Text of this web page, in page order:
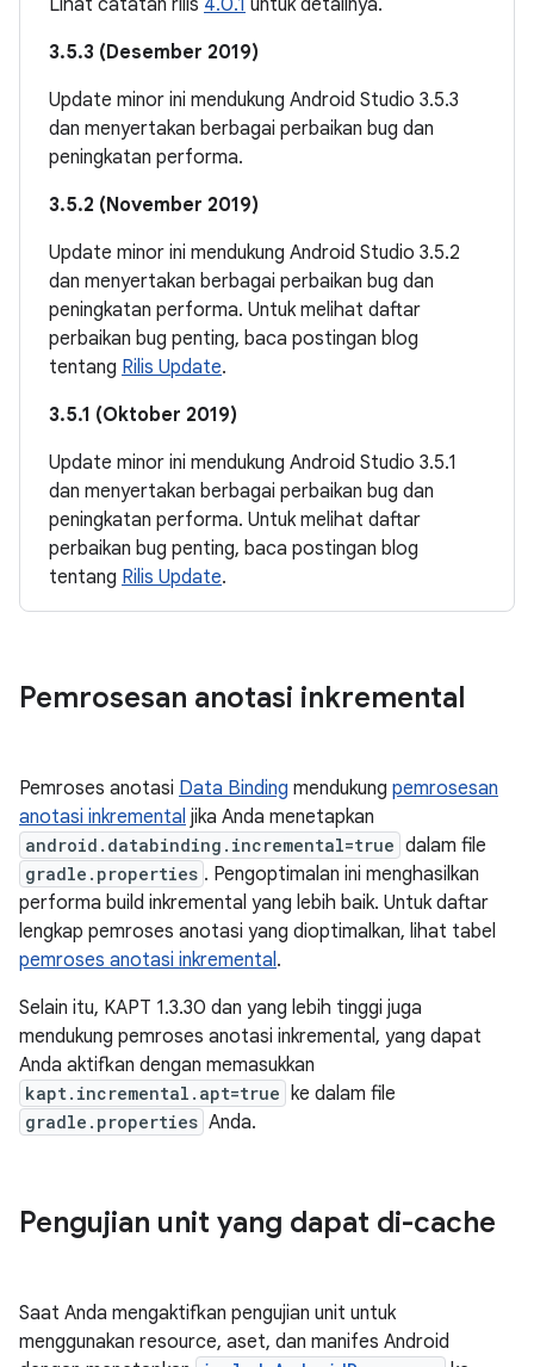
Lihat catatan rilis 4.0.1 untuk detailnya.
3.5.3 (Desember 2019)
Update minor ini mendukung Android Studio 3.5.3
dan menyertakan berbagai perbaikan bug dan
peningkatan performa.
3.5.2 (November 2019)
Update minor ini mendukung Android Studio 3.5.2
dan menyertakan berbagai perbaikan bug dan
peningkatan performa. Untuk melihat daftar
perbaikan bug penting, baca postingan blog
tentang Rilis Update.
3.5.1 (Oktober 2019)
Update minor ini mendukung Android Studio 3.5.1
dan menyertakan berbagai perbaikan bug dan
peningkatan performa. Untuk melihat daftar
perbaikan bug penting, baca postingan blog
tentang Rilis Update.
Pemrosesan anotasi inkremental
Pemroses anotasi Data Binding mendukung pemrosesan
anotasi inkremental jika Anda menetapkan
android.databinding.incremental=true dalam file
gradle.properties . Pengoptimalan ini menghasilkan
performa build inkremental yang lebih baik. Untuk daftar
lengkap pemroses anotasi yang dioptimalkan, lihat tabel
pemroses anotasi inkremental.
Selain itu, KAPT 1.3.30 dan yang lebih tinggi juga
mendukung pemroses anotasi inkremental, yang dapat
Anda aktifkan dengan memasukkan
kapt.incremental.apt=true ke dalam file
gradle.properties Anda.
Pengujian unit yang dapat di-cache
Saat Anda mengaktifkan pengujian unit untuk
menggunakan resource, aset, dan manifes Android